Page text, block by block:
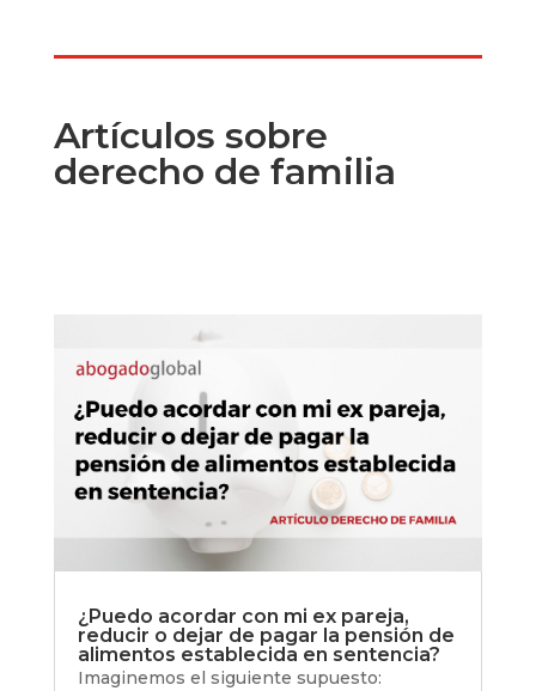
Artículos sobre
derecho de familia
¿Puedo acordar con mi ex pareja,
reducir o dejar de pagar la pensión de
alimentos establecida en sentencia?
Imaginemos el siguiente supuesto: